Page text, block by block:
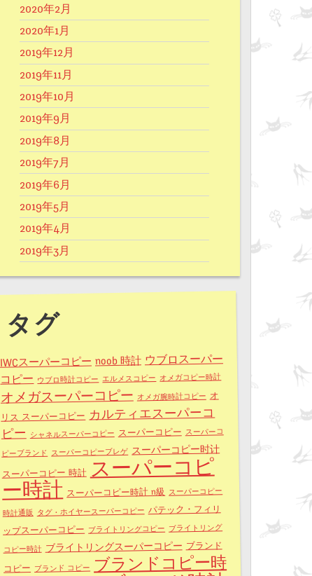
2020年2月
2020年1月
2019年12月
2019年11月
2019年10月
2019年9月
2019年8月
2019年7月
2019年6月
2019年5月
2019年4月
2019年3月
タグ
IWCスーパーコピー noob 時計 ウブロスーパー
コピー ウブロ時計コピー エルメスコピー オメガコピー時計
オメガスーパーコピー オメガ腕時計コピー オ
リス スーパーコピー カルティエスーパーコ
ピー シャネルスーパーコピー スーパーコピー スーパーコ
ピーブランド スーパーコピーブレゲ スーパーコピー时计
スーパーコピー 時計 スーパーコピ
ー時計 スーパーコピー時計 n級 スーパーコピー
時計通販 タグ・ホイヤースーパーコピー パテック・フィリ
ップスーパーコピー ブライトリングコピー ブライトリング
コピー時計 ブライトリングスーパーコピー ブランド
コピー ブランド コピー ブランドコピー時